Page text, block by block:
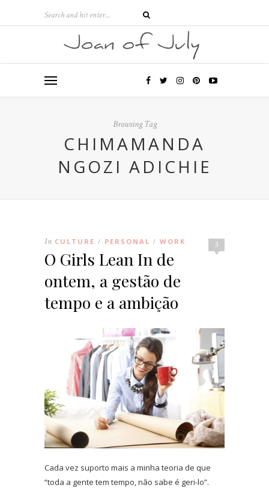
Browsing Tag
CHIMAMANDA
NGOZI ADICHIE
3
In CULTURE / PERSONAL / WORK
O Girls Lean In de
ontem, a gestão de
tempo e a ambição
Cada vez suporto mais a minha teoria de que
“toda a gente tem tempo, não sabe é geri-lo”.